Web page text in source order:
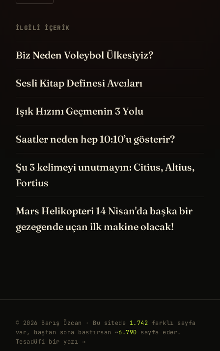
İLGILI IÇERIK
Biz Neden Voleybol Ülkesiyiz?
Sesli Kitap Definesi Avcıları
Işık Hızını Geçmenin 3 Yolu
Saatler neden hep 10:10’u gösterir?
Şu 3 kelimeyi unutmayın: Citius, Altius,
Fortius
Mars Helikopteri 14 Nisan'da başka bir
gezegende uçan ilk makine olacak!
© 2026 Barış Özcan · Bu sitede 1.742 farklı sayfa
var, baştan sona bastırsan ~6.790 sayfa eder.
Tesadüfi bir yazı →